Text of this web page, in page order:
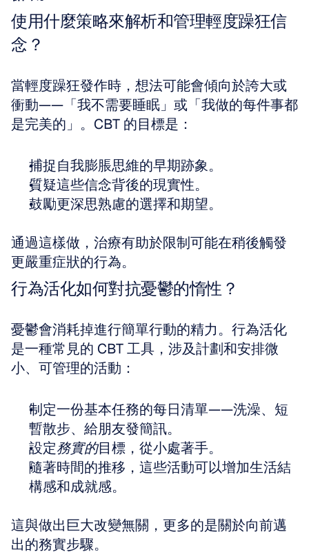
使用什麼策略來解析和管理輕度躁狂信
念？
當輕度躁狂發作時，想法可能會傾向於誇大或
衝動——「我不需要睡眠」或「我做的每件事都
是完美的」。CBT 的目標是：
捕捉自我膨脹思維的早期跡象。
質疑這些信念背後的現實性。
鼓勵更深思熟慮的選擇和期望。
通過這樣做，治療有助於限制可能在稍後觸發
更嚴重症狀的行為。
行為活化如何對抗憂鬱的惰性？
憂鬱會消耗掉進行簡單行動的精力。行為活化
是一種常見的 CBT 工具，涉及計劃和安排微
小、可管理的活動：
制定一份基本任務的每日清單——洗澡、短
暫散步、給朋友發簡訊。
設定務實的目標，從小處著手。
隨著時間的推移，這些活動可以增加生活結
構感和成就感。
這與做出巨大改變無關，更多的是關於向前邁
出的務實步驟。